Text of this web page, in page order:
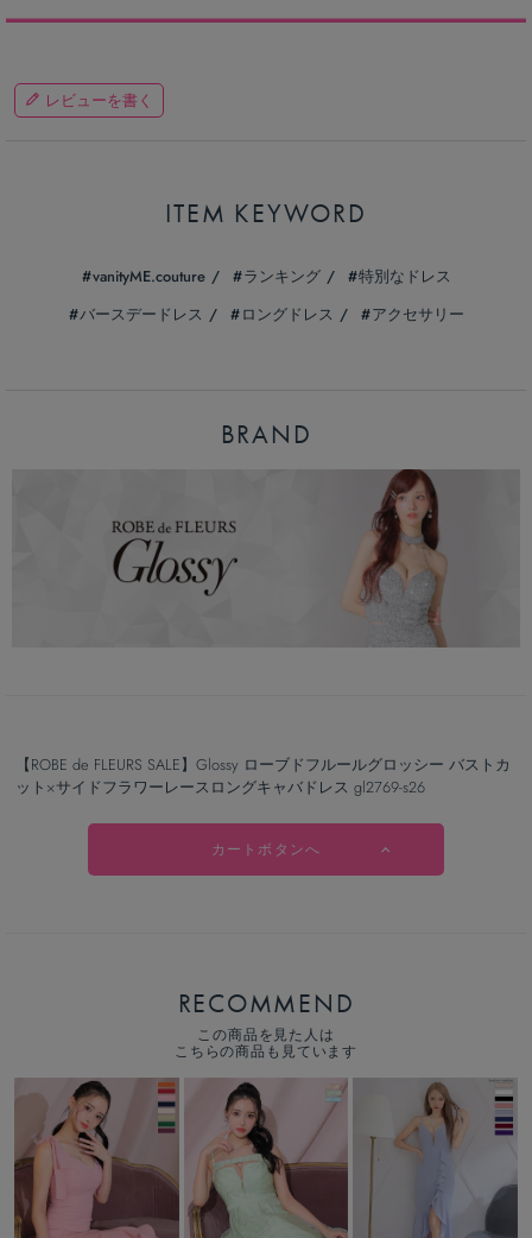
レビューを書く
ITEM KEYWORD
vanityME.couture ランキング
特別なドレス
バースデードレス
ロングドレス アクセサリー
BRAND
【ROBE de FLEURS SALE】Glossy ローブドフルールグロッシー バストカ
ット×サイドフラワーレースロングキャバドレス gl2769-s26
カートボタンへ
RECOMMEND
この商品を見た人は
こちらの商品も見ています